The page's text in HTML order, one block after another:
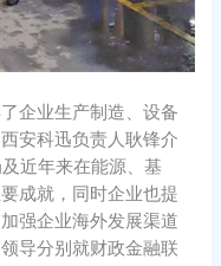
企业生产制造、设备
安科迅负责人耿锋介
近年来在能源、基
成就，同时企业也提
强企业海外发展渠道
导分别就财政金融联